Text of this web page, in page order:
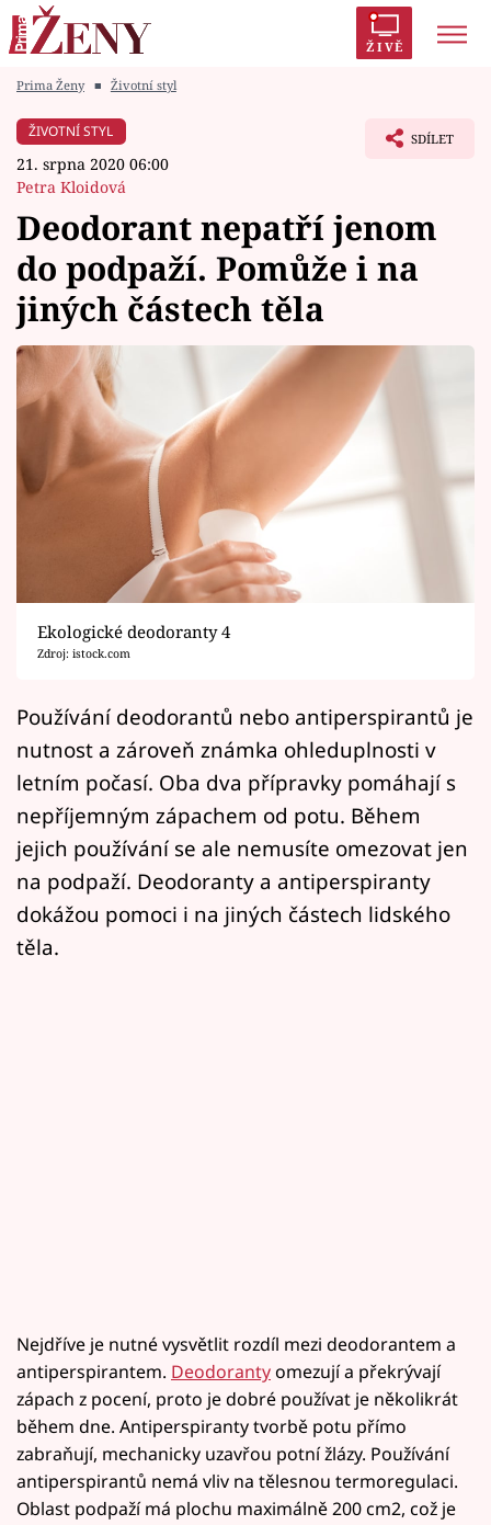
ŽIVĚ
Módní alarm
Témata
Celebrity
Vztahy
Seriály
Horoskopy
Sledujte prima+
Filmový festival Karlovy Vary
Pořady
Mámy sobě
Přihlášení
Sledujte nás
Prima Ženy ■ Životní styl
ŽIVOTNÍ STYL
21. srpna 2020 06:00
Petra Kloidová
SDÍLET
Deodorant nepatří jenom
do podpaží. Pomůže i na
jiných částech těla
Ekologické deodoranty 4
Zdroj: istock.com
Používání deodorantů nebo antiperspirantů je
nutnost a zároveň známka ohleduplnosti v
letním počasí. Oba dva přípravky pomáhají s
nepříjemným zápachem od potu. Během
jejich používání se ale nemusíte omezovat jen
na podpaží. Deodoranty a antiperspiranty
dokážou pomoci i na jiných částech lidského
těla.
Nejdříve je nutné vysvětlit rozdíl mezi deodorantem a
antiperspirantem. Deodorantyomezují a překrývají
zápach z pocení, proto je dobré používat je několikrát
během dne. Antiperspiranty tvorbě potu přímo
zabraňují, mechanicky uzavřou potní žlázy. Používání
antiperspirantů nemá vliv na tělesnou termoregulaci.
Oblast podpaží má plochu maximálně 200 cm2, což je